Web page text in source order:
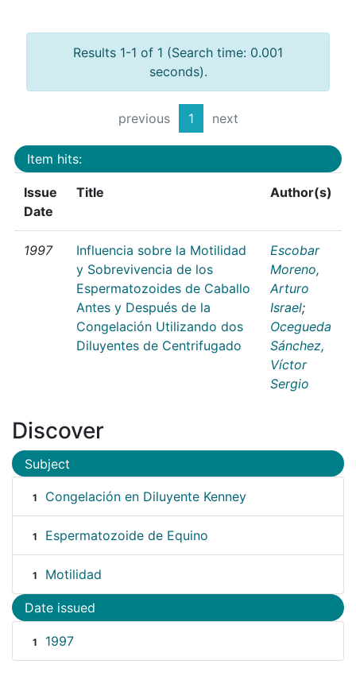
Results 1-1 of 1 (Search time: 0.001
seconds).
previous 1 next
Item hits:
Issue
Date
Title Author(s)
1997
Influencia sobre la Motilidad
y Sobrevivencia de los
Espermatozoides de Caballo
Antes y Después de la
Congelación Utilizando dos
Diluyentes de Centrifugado
Escobar
Moreno,
Arturo
Israel;
Ocegueda
Sánchez,
Víctor
Sergio
Discover
Subject
1 Congelación en Diluyente Kenney
1 Espermatozoide de Equino
1 Motilidad
Date issued
1 1997